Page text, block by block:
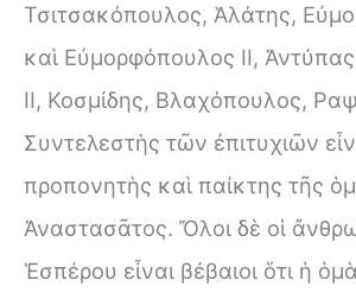
Τσιτσακόπουλος, Ἁλάτης,
καὶ Εὐμορφόπουλος II, Ἀντύπας
ΙΙ, Κοσμίδης, Βλαχόπουλος,
Συντελεστὴς τῶν ἐπιτυχιῶν
προπονητὴς καὶ παίκτης τῆς
Ἀναστασᾶτος. Ὄλοι δὲ οἱ
Ἑσπέρου εἶναι βέβαιοι ὅτι ἡ